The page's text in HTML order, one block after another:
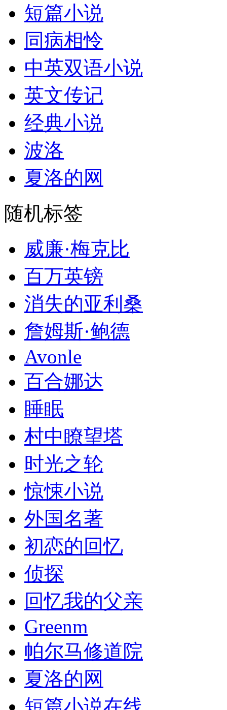
短篇小说
同病相怜
中英双语小说
英文传记
经典小说
波洛
夏洛的网
随机标签
威廉·梅克比
百万英镑
消失的亚利桑
詹姆斯·鲍德
Avonle
百合娜达
睡眠
村中瞭望塔
时光之轮
惊悚小说
外国名著
初恋的回忆
侦探
回忆我的父亲
Greenm
帕尔马修道院
夏洛的网